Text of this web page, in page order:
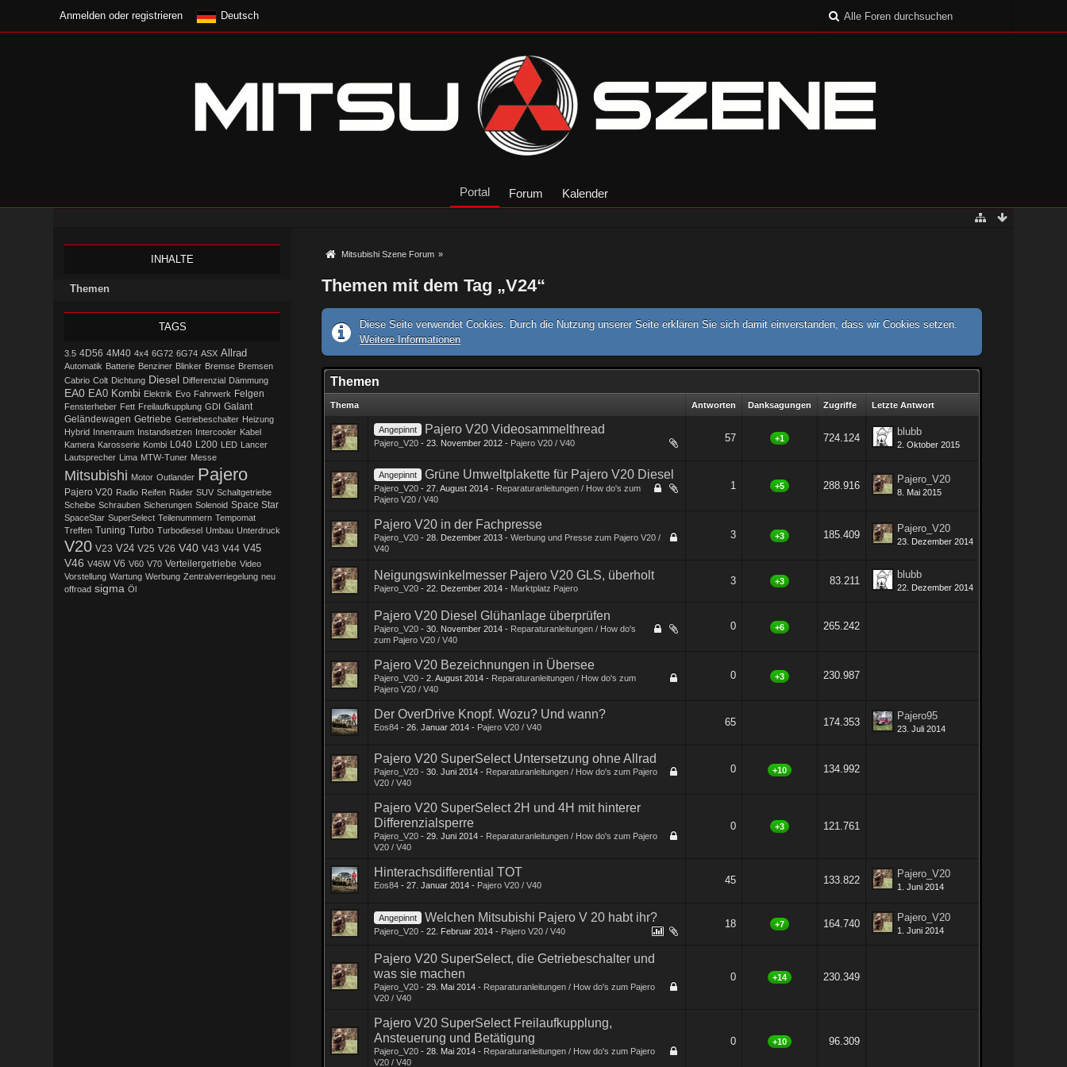
Anmelden oder registrieren Deutsch
Portal Forum Kalender
INHALTE
Themen
TAGS
3.5 4D56 4M40 4x4 6G72 6G74 ASX Allrad
Automatik Batterie Benziner Blinker Bremse Bremsen
Cabrio Colt Dichtung Diesel Differenzial Dämmung
EA0 EA0 Kombi Elektrik Evo Fahrwerk Felgen
Fensterheber Fett Freilaufkupplung GDI Galant
Geländewagen Getriebe Getriebeschalter Heizung
Hybrid Innenraum Instandsetzen Intercooler Kabel
Kamera Karosserie Kombi L040 L200 LED Lancer
Lautsprecher Lima MTW-Tuner Messe
Mitsubishi Motor Outlander Pajero
Pajero V20 Radio Reifen Räder SUV Schaltgetriebe
Scheibe Schrauben Sicherungen Solenoid Space Star
SpaceStar SuperSelect Teilenummern Tempomat
Treffen Tuning Turbo Turbodiesel Umbau Unterdruck
V20 V23 V24 V25 V26 V40 V43 V44 V45
V46 V46W V6 V60 V70 Verteilergetriebe Video
Vorstellung Wartung Werbung Zentralverriegelung neu
offroad sigma Öl
Mitsubishi Szene Forum »
Themen mit dem Tag „V24“
Diese Seite verwendet Cookies. Durch die Nutzung unserer Seite erklären Sie sich damit einverstanden, dass wir Cookies setzen.
Weitere Informationen
Themen
Thema Antworten Danksagungen Zugriffe Letzte Antwort
Angepinnt Pajero V20 Videosammelthread
Pajero_V20 -23. November 2012 - Pajero V20 / V40 57 +1 724.124
blubb
2. Oktober 2015
Angepinnt Grüne Umweltplakette für Pajero V20 Diesel
Pajero_V20 -27. August 2014 - Reparaturanleitungen / How do's zum
Pajero V20 / V40
1 +5 288.916
Pajero_V20
8. Mai 2015
Pajero V20 in der Fachpresse
Pajero_V20 -28. Dezember 2013 -Werbung und Presse zum Pajero V20 /
V40
3 +3 185.409
Pajero_V20
23. Dezember 2014
Neigungswinkelmesser Pajero V20 GLS, überholt
Pajero_V20 -22. Dezember 2014 - Marktplatz Pajero
3 +3 83.211
blubb
22. Dezember 2014
Pajero V20 Diesel Glühanlage überprüfen
Pajero_V20 -30. November 2014 - Reparaturanleitungen / How do's
zum Pajero V20 / V40
0 +6 265.242
Pajero V20 Bezeichnungen in Übersee
Pajero_V20 -2. August 2014 - Reparaturanleitungen / How do's zum
Pajero V20 / V40
0 +3 230.987
Der OverDrive Knopf. Wozu? Und wann?
Eos84 -26. Januar 2014 - Pajero V20 / V40 65 174.353
Pajero95
23. Juli 2014
Pajero V20 SuperSelect Untersetzung ohne Allrad
Pajero_V20 -30. Juni 2014 - Reparaturanleitungen / How do's zum Pajero
V20 / V40
0 +10 134.992
Pajero V20 SuperSelect 2H und 4H mit hinterer
Differenzialsperre
Pajero_V20 -29. Juni 2014 - Reparaturanleitungen / How do's zum Pajero
V20 / V40
0 +3 121.761
Hinterachsdifferential TOT
Eos84 -27. Januar 2014 - Pajero V20 / V40 45 133.822
Pajero_V20
1. Juni 2014
Angepinnt Welchen Mitsubishi Pajero V 20 habt ihr?
Pajero_V20 -22. Februar 2014 - Pajero V20 / V40
18 +7 164.740
Pajero_V20
1. Juni 2014
Pajero V20 SuperSelect, die Getriebeschalter und
was sie machen
Pajero_V20 -29. Mai 2014 - Reparaturanleitungen / How do's zum Pajero
V20 / V40
0 +14 230.349
Pajero V20 SuperSelect Freilaufkupplung,
Ansteuerung und Betätigung
Pajero_V20 -28. Mai 2014 - Reparaturanleitungen / How do's zum Pajero
V20 / V40
0 +10 96.309